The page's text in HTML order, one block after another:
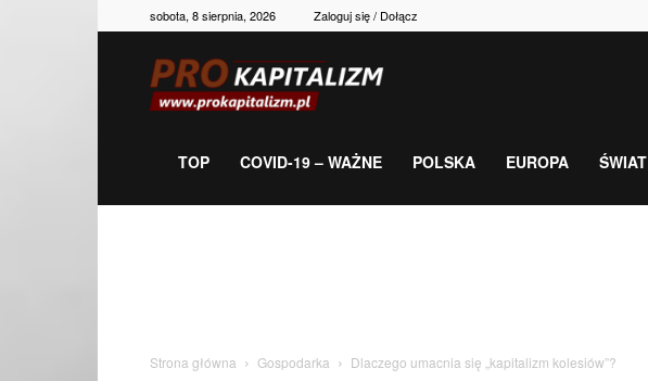
sobota, 8 sierpnia, 2026 Zaloguj się / Dołącz
gospodarka,
TOP COVID-19 – WAŻNE POLSKA EUROPA ŚWIAT
Strona główna Gospodarka Dlaczego umacnia się „kapitalizm kolesiów”?